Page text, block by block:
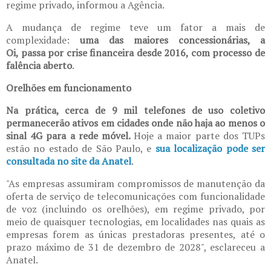
regime privado, informou a Agência.
A mudança de regime teve um fator a mais de
complexidade: uma das maiores concessionárias, a
Oi, passa por crise financeira desde 2016, com processo de
falência aberto.
Orelhões em funcionamento
Na prática, cerca de 9 mil telefones de uso coletivo
permanecerão ativos em cidades onde não haja ao menos o
sinal 4G para a rede móvel.Hoje a maior parte dos TUPs
estão no estado de São Paulo, e sua localização pode ser
consultada no site da Anatel.
"As empresas assumiram compromissos de manutenção da
oferta de serviço de telecomunicações com funcionalidade
de voz (incluindo os orelhões), em regime privado, por
meio de quaisquer tecnologias, em localidades nas quais as
empresas forem as únicas prestadoras presentes, até o
prazo máximo de 31 de dezembro de 2028", esclareceu a
Anatel.